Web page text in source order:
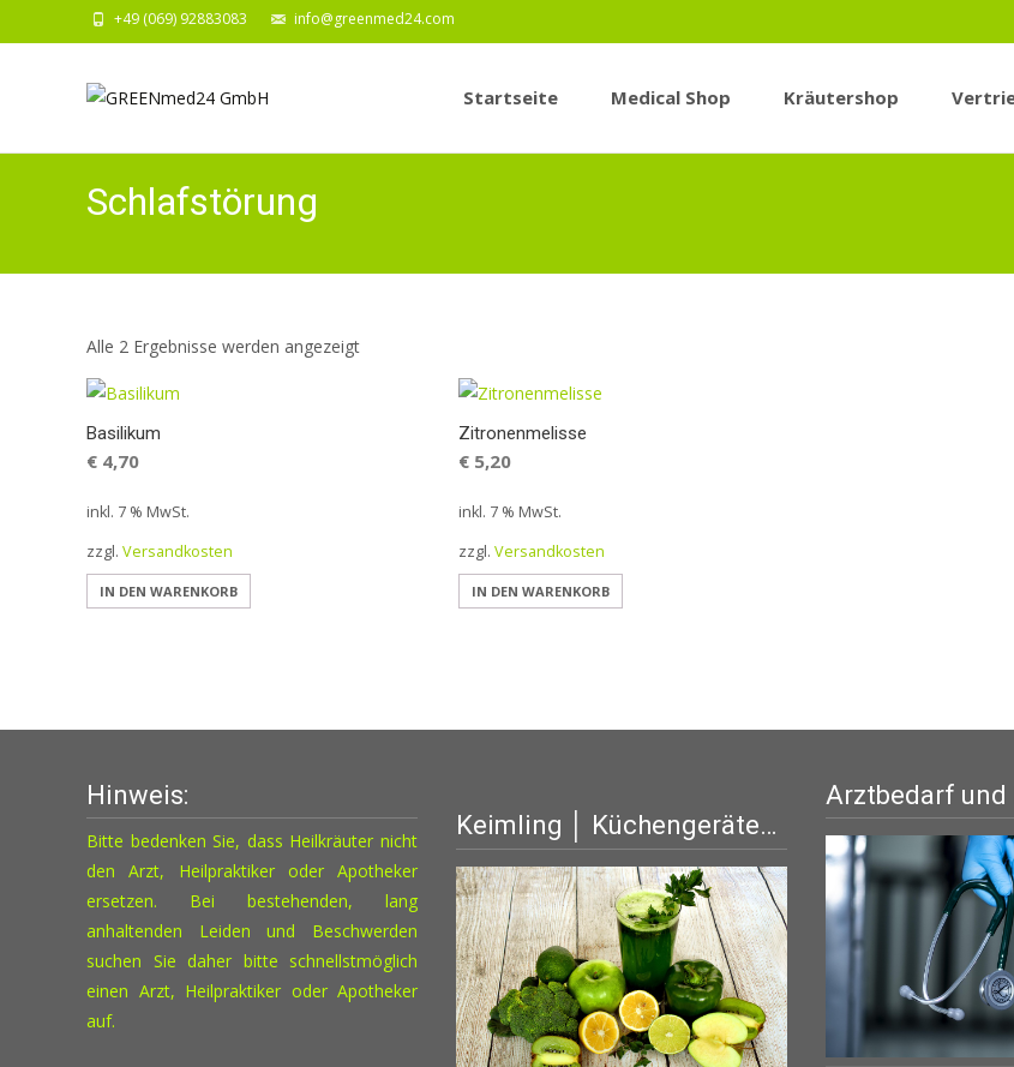
+49 (069) 92883083 info@greenmed24.com
InhaltStartseite Medical Shop Kräutershop
Schlafstörung
Alle 2 Ergebnisse werden angezeigt
Basilikum
€ 4,70
inkl. 7 % MwSt.
zzgl. Versandkosten
IN DEN WARENKORB
Zitronenmelisse
€ 5,20
inkl. 7 % MwSt.
zzgl.Versandkosten
IN DEN WARENKORB
Hinweis:
Bitte bedenken Sie, dass Heilkräuter nicht
den Arzt, Heilpraktiker oder Apotheker
ersetzen. Bei bestehenden, lang
anhaltenden Leiden und Beschwerden
suchen Sie daher bitte schnellstmöglich
einen Arzt, Heilpraktiker oder Apotheker
auf.
Arztbedarf und
Keimling │ Küchengeräte…